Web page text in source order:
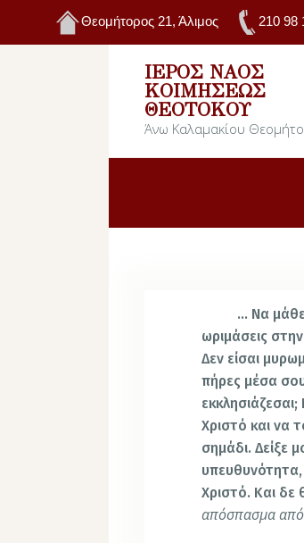
Θεομήτορος 21, Άλιμος 210 98
ΙΕΡΌΣ ΝΑΌΣ
ΚΟΙΜΉΣΕΩΣ
ΘΕΟΤΌΚΟΥ
Άνω Καλαμακίου
… Να μάθεις
ωριμάσεις
Δεν είσαι
πήρες μέσα
Χριστό και να
σημάδι. Δείξε
Χριστό. Και δε
απόσπασμα από